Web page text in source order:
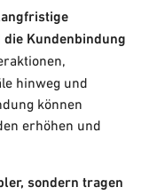
Kundenbindung
hinweg und
können
erhöhen und
sondern tragen